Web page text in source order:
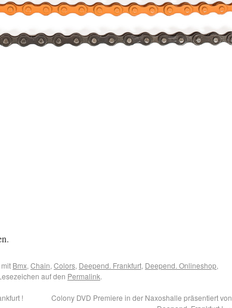
Bmx, Chain, Colors, Deepend. Frankfurt, Deepend. Onlineshop,
auf den Permalink.
!
Colony DVD Premiere in der Naxoshalle präsentiert von